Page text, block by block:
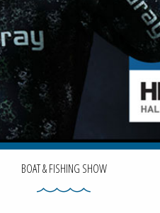
BOAT & FISHING SHOW